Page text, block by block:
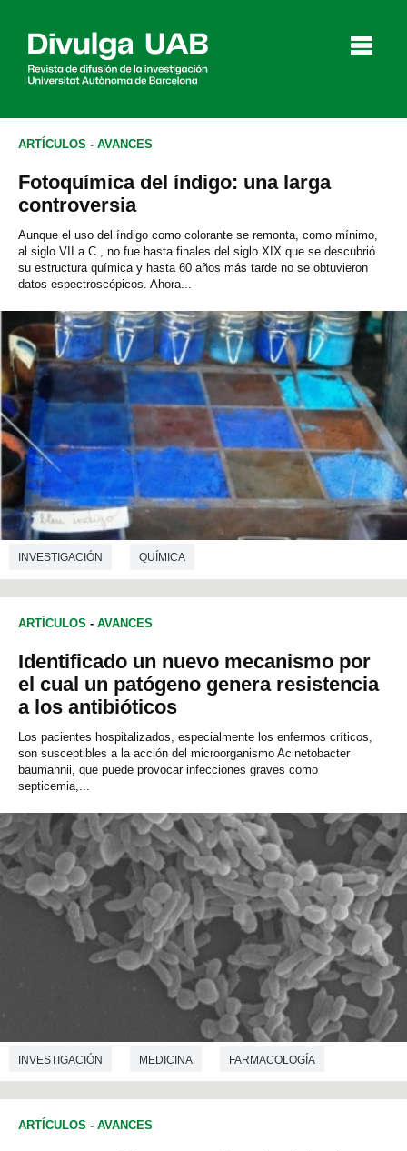
Artículos
English Català
BUSCAR
ARTÍCULOS - AVANCES
Fotoquímica del índigo: una larga
controversia
Aunque el uso del índigo como colorante se remonta, como mínimo,
al siglo VII a.C., no fue hasta finales del siglo XIX que se descubrió
su estructura química y hasta 60 años más tarde no se obtuvieron
datos espectroscópicos. Ahora...
INVESTIGACIÓN QUÍMICA
ARTÍCULOS - AVANCES
Identificado un nuevo mecanismo por
el cual un patógeno genera resistencia
a los antibióticos
Los pacientes hospitalizados, especialmente los enfermos críticos,
son susceptibles a la acción del microorganismo Acinetobacter
baumannii, que puede provocar infecciones graves como
septicemia,...
INVESTIGACIÓN MEDICINA FARMACOLOGÍA
MICROBIOLOGÍA
ARTÍCULOS - AVANCES